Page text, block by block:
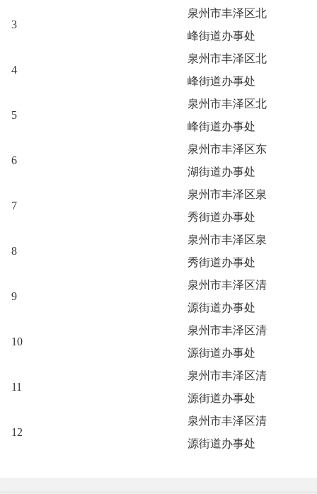
3
泉州市丰泽区北
峰街道办事处
4
泉州市丰泽区北
峰街道办事处
5
泉州市丰泽区北
峰街道办事处
6
泉州市丰泽区东
湖街道办事处
7
泉州市丰泽区泉
秀街道办事处
8
泉州市丰泽区泉
秀街道办事处
9
泉州市丰泽区清
源街道办事处
10
泉州市丰泽区清
源街道办事处
11
泉州市丰泽区清
源街道办事处
12
泉州市丰泽区清
源街道办事处